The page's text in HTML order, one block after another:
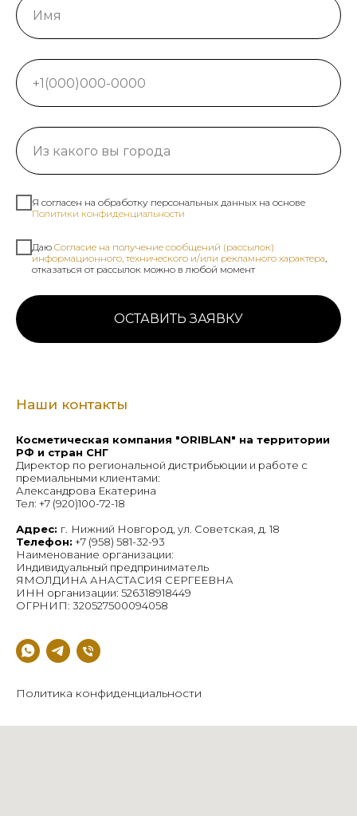
Я согласен на обработку персональных данных на основе
Политики конфиденциальности
Даю Cогласие на получение сообщений (рассылок)
информационного, технического и/или рекламного характера
отказаться от рассылок можно в любой момент
ОСТАВИТЬ ЗАЯВКУ
Наши контакты
Косметическая компания "ORIBLAN" на территории
РФ и стран СНГ
Директор по региональной дистрибьюции и работе с
премиальными клиентами:
Александрова Екатерина
Тел: +7 (920)100-72-18
Адрес: г. Нижний Новгород, ул. Советская, д. 18
Телефон: +7 (958) 581-32-93
Наименование организации:
Индивидуальный предприниматель
ЯМОЛДИНА АНАСТАСИЯ СЕРГЕЕВНА
ИНН организации: 526318918449
ОГРНИП: 320527500094058
Политика конфиденциальности